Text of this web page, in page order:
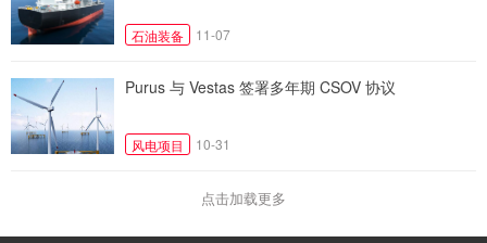
石油装备 11-07
Purus 与 Vestas 签署多年期 CSOV 协议
风电项目 10-31
点击加载更多